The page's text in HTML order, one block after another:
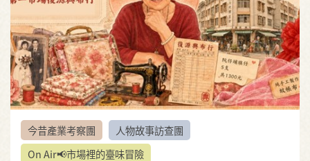
今昔產業考察團
人物故事訪查團
On Air📢市場裡的臺味冒險